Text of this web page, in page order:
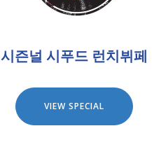
시즌널 시푸드 런치뷔페